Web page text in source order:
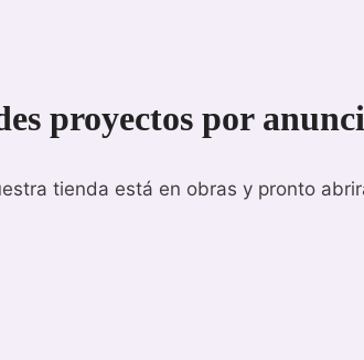
proyectos por
tienda está en obras y pronto